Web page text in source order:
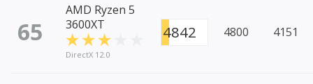
65
AMD Ryzen 5
3600XT
DirectX 12.0
4842 4800 4151